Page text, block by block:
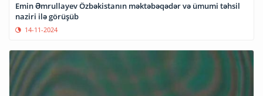
Emin Əmrullayev Özbəkistanın məktəbəqədər və ümumi təhsil
naziri ilə görüşüb
14-11-2024